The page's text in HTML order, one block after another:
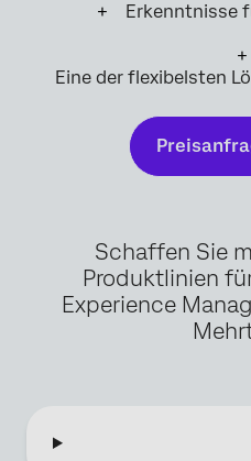
Erkenntnisse
Eine der flexibelsten
Schaffen Sie
Produktlinien
Experience